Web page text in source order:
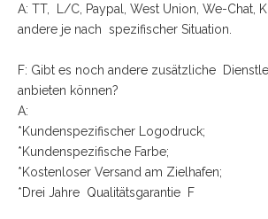
A: TT, L/C, Paypal, West Union, We-Chat,
andere je nach spezifischer Situation.
F: Gibt es noch andere zusätzliche
anbieten können?
A:
*Kundenspezifischer Logodruck;
*Kundenspezifische Farbe;
*Kostenloser Versand am Zielhafen;
*Drei Jahre Qualitätsgarantie F